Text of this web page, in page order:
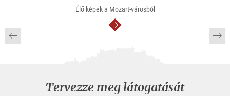
Élő képek a Mozart-városból
Tovább
Tervezze meg látogatását